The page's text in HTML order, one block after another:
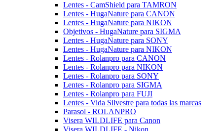
Lentes - CamShield para TAMRON
Lentes - HugaNature para CANON
Lentes - HugaNature para NIKON
Objetivos - HugaNature para SIGMA
Lentes - HugaNature para SONY
Lentes - HugaNature para NIKON
Lentes - Rolanpro para CANON
Lentes - Rolanpro para NIKON
Lentes - Rolanpro para SONY
Lentes - Rolanpro para SIGMA
Lentes - Rolanpro para FUJI
Lentes - Vida Silvestre para todas las marcas
Parasol - ROLANPRO
Visera WILDLIFE para Canon
Visera WILDLIFE - Nikon